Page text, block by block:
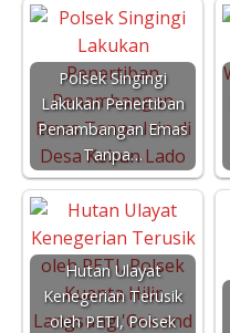
Polsek Singingi
Lakukan Penertiban
Penambangan Emas
Tanpa…
Hutan Ulayat
Kenegerian Terusik
oleh PETI, Polsek